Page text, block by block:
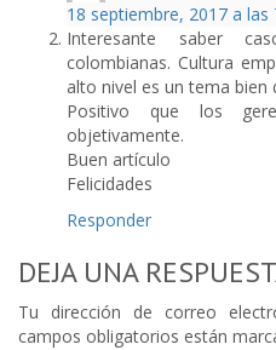
18 septiembre, 2017 a las
Interesante saber
colombianas. Cultura
alto nivel es un tema bien
Positivo que los
objetivamente.
Buen artículo
Felicidades
Responder
DEJA UNA
Tu dirección de correo
campos obligatorios están